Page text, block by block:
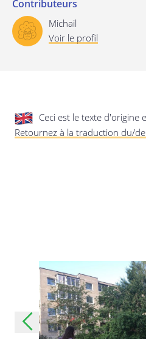
Contributeurs
Michail
Voir le profil
Ceci est le texte d'origine
Retournez à la traduction du/
privée.
Dernière mise à jour: 24/08/2019